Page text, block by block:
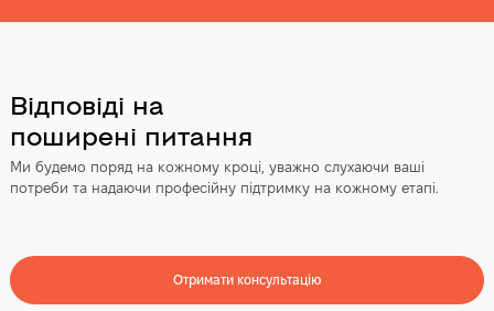
Відповіді на
поширені питання
Ми будемо поряд на кожному кроці, уважно слухаючи ваші
потреби та надаючи професійну підтримку на кожному етапі.
Отримати консультацію